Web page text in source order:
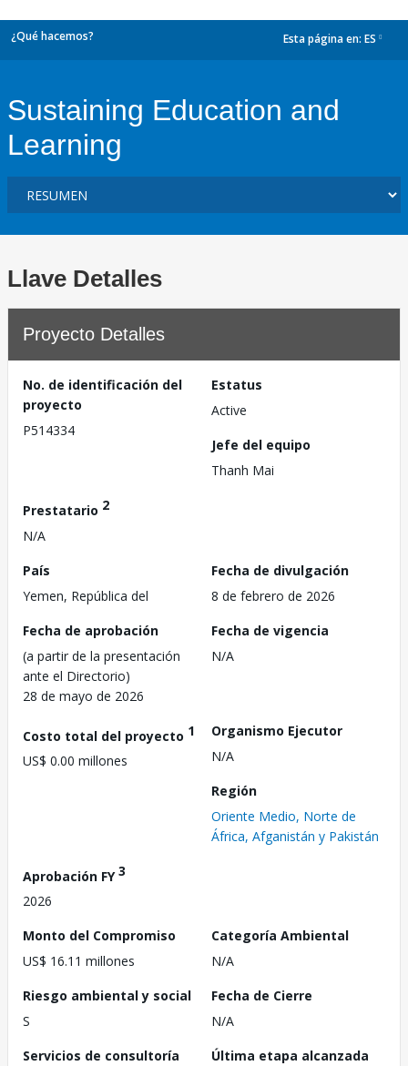
¿Qué hacemos? Esta página en: ES
Sustaining Education and
Learning
Llave Detalles
Proyecto Detalles
No. de identificación del
proyecto
P514334
Estatus
Active
Jefe del equipo
Thanh Mai
Prestatario 2
N/A
País
Yemen, República del
Fecha de divulgación
8 de febrero de 2026
Fecha de aprobación
(a partir de la presentación
ante el Directorio)
28 de mayo de 2026
Fecha de vigencia
N/A
Costo total del proyecto 1
US$ 0.00 millones
Organismo Ejecutor
N/A
Región
Oriente Medio, Norte de
África, Afganistán y Pakistán
Aprobación FY3
2026
Monto del Compromiso
US$ 16.11 millones
Categoría Ambiental
N/A
Riesgo ambiental y social
S
Fecha de Cierre
N/A
Servicios de consultoría
Última etapa alcanzada